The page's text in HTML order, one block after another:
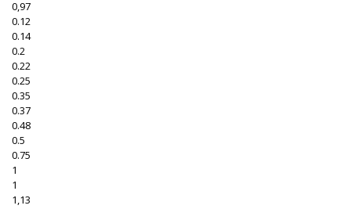
0,97
0.12
0.14
0.2
0.22
0.25
0.35
0.37
0.48
0.5
0.75
1
1
1,13